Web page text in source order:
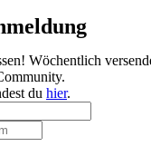
Wöchentlich
du hier.